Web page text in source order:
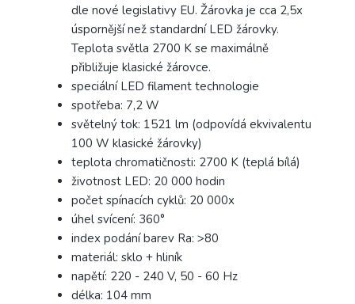
dle nové legislativy EU. Žárovka je cca 2,5x
úspornější než standardní LED žárovky.
Teplota světla 2700 K se maximálně
přibližuje klasické žárovce.
speciální LED filament technologie
spotřeba: 7,2 W
světelný tok: 1521 lm (odpovídá ekvivalentu
100 W klasické žárovky)
teplota chromatičnosti: 2700 K (teplá bílá)
životnost LED: 20 000 hodin
počet spínacích cyklů: 20 000x
úhel svícení: 360°
index podání barev Ra: >80
materiál: sklo + hliník
napětí: 220 - 240 V, 50 - 60 Hz
délka: 104 mm